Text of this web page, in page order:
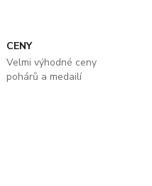
CENY
Velmi výhodné ceny
pohárů a medailí